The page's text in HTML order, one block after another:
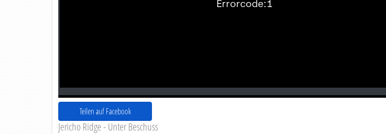
Teilen auf Facebook
Jericho Ridge - Unter Beschuss